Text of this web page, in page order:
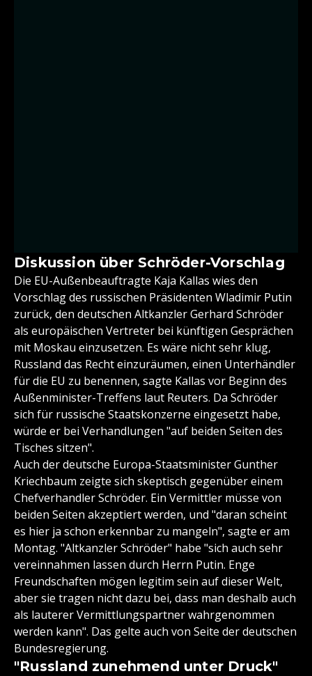
Diskussion über Schröder-Vorschlag
Die EU-Außenbeauftragte Kaja Kallas wies den
Vorschlag des russischen Präsidenten Wladimir Putin
zurück, den deutschen Altkanzler Gerhard Schröder
als europäischen Vertreter bei künftigen Gesprächen
mit Moskau einzusetzen. Es wäre nicht sehr klug,
Russland das Recht einzuräumen, einen Unterhändler
für die EU zu benennen, sagte Kallas vor Beginn des
Außenminister-Treffens laut Reuters. Da Schröder
sich für russische Staatskonzerne eingesetzt habe,
würde er bei Verhandlungen "auf beiden Seiten des
Tisches sitzen".
Auch der deutsche Europa-Staatsminister Gunther
Kriechbaum zeigte sich skeptisch gegenüber einem
Chefverhandler Schröder. Ein Vermittler müsse von
beiden Seiten akzeptiert werden, und "daran scheint
es hier ja schon erkennbar zu mangeln", sagte er am
Montag. "Altkanzler Schröder" habe "sich auch sehr
vereinnahmen lassen durch Herrn Putin. Enge
Freundschaften mögen legitim sein auf dieser Welt,
aber sie tragen nicht dazu bei, dass man deshalb auch
als lauterer Vermittlungspartner wahrgenommen
werden kann". Das gelte auch von Seite der deutschen
Bundesregierung.
"Russland zunehmend unter Druck"